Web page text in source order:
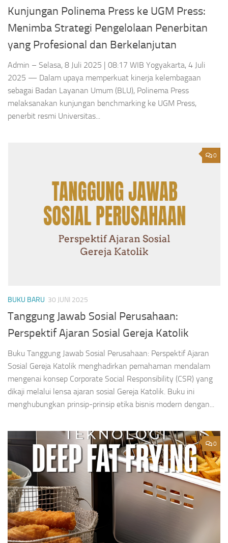
Kunjungan Polinema Press ke UGM Press:
Menimba Strategi Pengelolaan Penerbitan
yang Profesional dan Berkelanjutan
Admin – Selasa, 8 Juli 2025 | 08:17 WIB Yogyakarta, 4 Juli
2025 — Dalam upaya memperkuat kinerja kelembagaan
sebagai Badan Layanan Umum (BLU), Polinema Press
melaksanakan kunjungan benchmarking ke UGM Press,
penerbit resmi Universitas...
0
BUKU BARU 30 JUNI 2025
Tanggung Jawab Sosial Perusahaan:
Perspektif Ajaran Sosial Gereja Katolik
Buku Tanggung Jawab Sosial Perusahaan: Perspektif Ajaran
Sosial Gereja Katolik menghadirkan pemahaman mendalam
mengenai konsep Corporate Social Responsibility (CSR) yang
dikaji melalui lensa ajaran sosial Gereja Katolik. Buku ini
menghubungkan prinsip-prinsip etika bisnis modern dengan...
0